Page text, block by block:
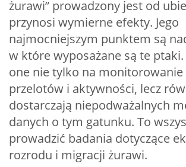
żurawi” prowadzony jest od
przynosi wymierne efekty. Jego
najmocniejszym punktem są
w które wyposażane są te ptaki.
one nie tylko na monitorowanie
przelotów i aktywności, lecz
dostarczają niepodważalnych
danych o tym gatunku. To
prowadzić badania dotyczące
rozrodu i migracji żurawi.